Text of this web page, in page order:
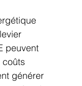
peuvent
coûts
générer